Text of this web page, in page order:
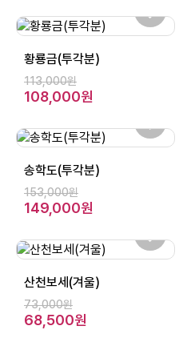
황룡금(투각분)
113,000원
108,000원
송학도(투각분)
153,000원
149,000원
산천보세(겨울)
73,000원
68,500원